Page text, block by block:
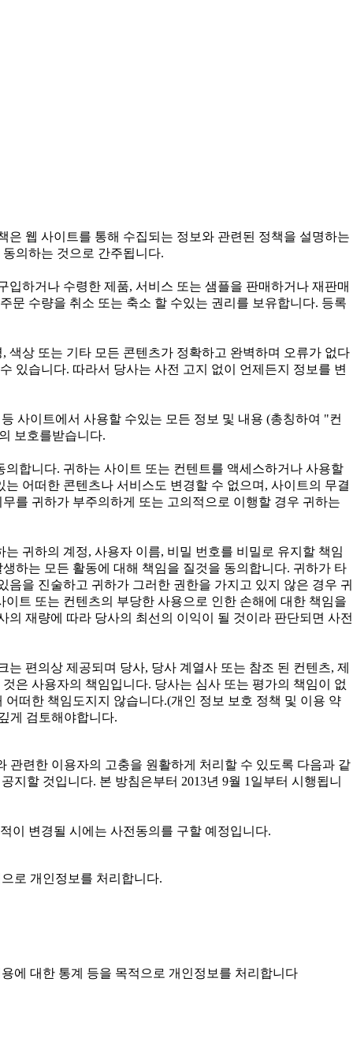
웹 사이트를 통해 수집되는 정보와 관련된 정책을 설명하는
의하는 것으로 간주됩니다.
하거나 수령한 제품, 서비스 또는 샘플을 판매하거나 재판매
문 수량을 취소 또는 축소 할 수있는 권리를 보유합니다. 등록
상 또는 기타 모든 콘텐츠가 정확하고 완벽하며 오류가 없다
있습니다. 따라서 당사는 사전 고지 없이 언제든지 정보를 변
사이트에서 사용할 수있는 모든 정보 및 내용 (총칭하여 "컨
보호를받습니다.
합니다. 귀하는 사이트 또는 컨텐트를 액세스하거나 사용할
어떠한 콘텐츠나 서비스도 변경할 수 없으며, 사이트의 무결
를 귀하가 부주의하게 또는 고의적으로 이행할 경우 귀하는
귀하의 계정, 사용자 이름, 비밀 번호를 비밀로 유지할 책임
하는 모든 활동에 대해 책임을 질것을 동의합니다. 귀하가 타
을 진술하고 귀하가 그러한 권한을 가지고 있지 않은 경우 귀
트 또는 컨텐츠의 부당한 사용으로 인한 손해에 대한 책임을
재량에 따라 당사의 최선의 이익이 될 것이라 판단되면 사전
편의상 제공되며 당사, 당사 계열사 또는 참조 된 컨텐츠, 제
은 사용자의 책임입니다. 당사는 심사 또는 평가의 책임이 없
떠한 책임도지지 않습니다.(개인 정보 보호 정책 및 이용 약
게 검토해야합니다.
관련한 이용자의 고충을 원활하게 처리할 수 있도록 다음과 같
할 것입니다. 본 방침은부터 2013년 9월 1일부터 시행됩니
이 변경될 시에는 사전동의를 구할 예정입니다.
로 개인정보를 처리합니다.
에 대한 통계 등을 목적으로 개인정보를 처리합니다